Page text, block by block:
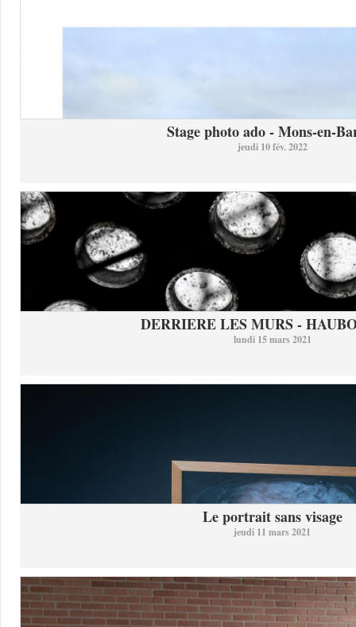
Stage photo ado - Mons-en-
jeudi 10 fév. 2022
DERRIERE LES MURS -
lundi 15 mars 2021
Le portrait sans visage
jeudi 11 mars 2021